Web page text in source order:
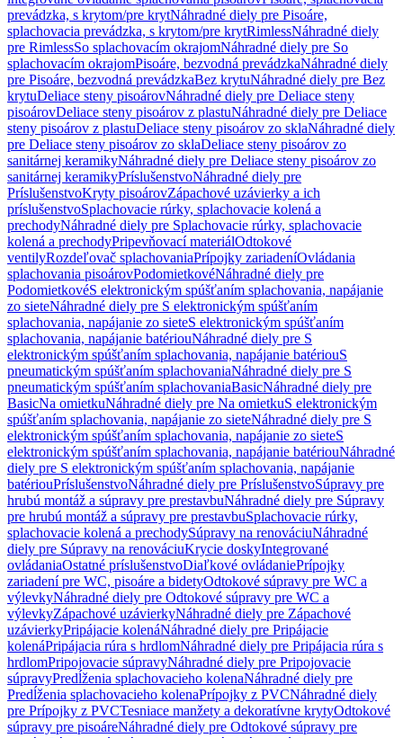
prevádzka, s krytom/pre krytNáhradné diely pre Pisoáre,
splachovacia prevádzka, s krytom/pre krytRimlessNáhradné diely
pre RimlessSo splachovacím okrajomNáhradné diely pre So
splachovacím okrajomPisoáre, bezvodná prevádzkaNáhradné diely
pre Pisoáre, bezvodná prevádzkaBez krytuNáhradné diely pre Bez
krytuDeliace steny pisoárovNáhradné diely pre Deliace steny
pisoárovDeliace steny pisoárov z plastuNáhradné diely pre Deliace
steny pisoárov z plastuDeliace steny pisoárov zo sklaNáhradné diely
pre Deliace steny pisoárov zo sklaDeliace steny pisoárov zo
sanitárnej keramikyNáhradné diely pre Deliace steny pisoárov zo
sanitárnej keramikyPríslušenstvoNáhradné diely pre
PríslušenstvoKryty pisoárovZápachové uzávierky a ich
príslušenstvoSplachovacie rúrky, splachovacie kolená a
prechodyNáhradné diely pre Splachovacie rúrky, splachovacie
kolená a prechodyPripevňovací materiálOdtokové
ventilyRozdeľovač splachovaniaPrípojky zariadeníOvládania
splachovania pisoárovPodomietkovéNáhradné diely pre
PodomietkovéS elektronickým spúšťaním splachovania, napájanie
zo sieteNáhradné diely pre S elektronickým spúšťaním
splachovania, napájanie zo sieteS elektronickým spúšťaním
splachovania, napájanie batériouNáhradné diely pre S
elektronickým spúšťaním splachovania, napájanie batériouS
pneumatickým spúšťaním splachovaniaNáhradné diely pre S
pneumatickým spúšťaním splachovaniaBasicNáhradné diely pre
BasicNa omietkuNáhradné diely pre Na omietkuS elektronickým
spúšťaním splachovania, napájanie zo sieteNáhradné diely pre S
elektronickým spúšťaním splachovania, napájanie zo sieteS
elektronickým spúšťaním splachovania, napájanie batériouNáhradné
diely pre S elektronickým spúšťaním splachovania, napájanie
batériouPríslušenstvoNáhradné diely pre PríslušenstvoSúpravy pre
hrubú montáž a súpravy pre prestavbuNáhradné diely pre Súpravy
pre hrubú montáž a súpravy pre prestavbuSplachovacie rúrky,
splachovacie kolená a prechodySúpravy na renováciuNáhradné
diely pre Súpravy na renováciuKrycie doskyIntegrované
ovládaniaOstatné príslušenstvoDiaľkové ovládaniePrípojky
zariadení pre WC, pisoáre a bidetyOdtokové súpravy pre WC a
výlevkyNáhradné diely pre Odtokové súpravy pre WC a
výlevkyZápachové uzávierkyNáhradné diely pre Zápachové
uzávierkyPripájacie kolenáNáhradné diely pre Pripájacie
kolenáPripájacia rúra s hrdlomNáhradné diely pre Pripájacia rúra s
hrdlomPripojovacie súpravyNáhradné diely pre Pripojovacie
súpravyPredĺženia splachovacieho kolenaNáhradné diely pre
Predĺženia splachovacieho kolenaPrípojky z PVCNáhradné diely
pre Prípojky z PVCTesniace manžety a dekoratívne krytyOdtokové
súpravy pre pisoáreNáhradné diely pre Odtokové súpravy pre